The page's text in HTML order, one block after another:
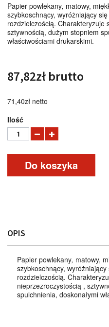
Papier powlekany, matowy,
szybkoschnący, wyróżniający
rozdzielczością. Charakteryzuje
sztywnością, dużym stopniem
właściwościami drukarskimi.
87,82zł brutto
71,40zł netto
Ilość
Do koszyka
OPIS
Papier powlekany, matowy,
szybkoschnący,
rozdzielczością.
nieprzezroczystością ,
spulchnienia, doskonałymi